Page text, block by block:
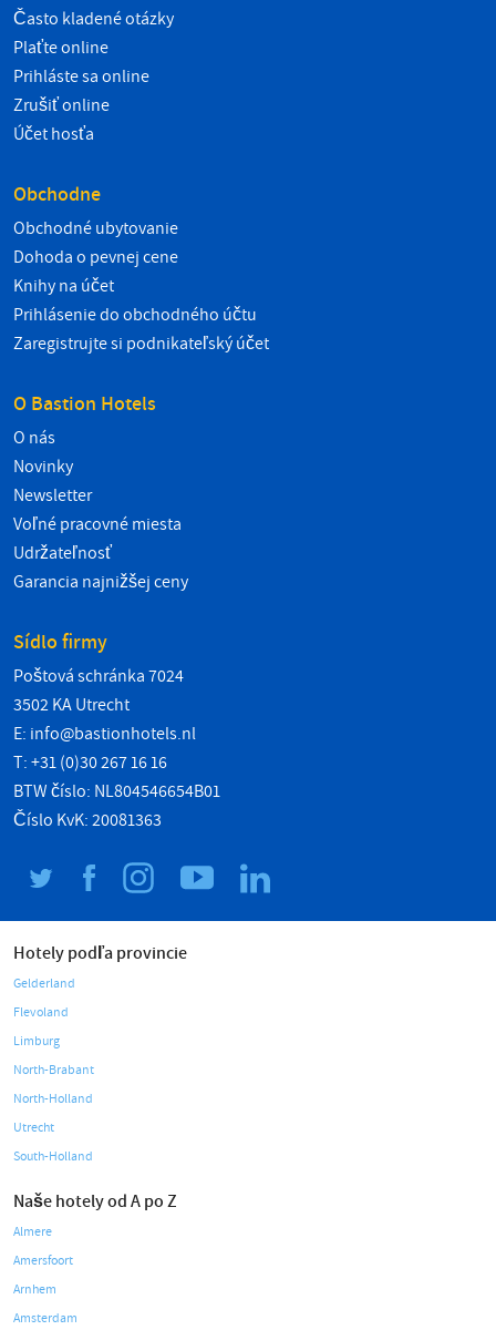
Často kladené otázky
Plaťte online
Prihláste sa online
Zrušiť online
Účet hosťa
Obchodne
Obchodné ubytovanie
Dohoda o pevnej cene
Knihy na účet
Prihlásenie do obchodného účtu
Zaregistrujte si podnikateľský účet
O Bastion Hotels
O nás
Novinky
Newsletter
Voľné pracovné miesta
Udržateľnosť
Garancia najnižšej ceny
Sídlo firmy
Poštová schránka 7024
3502 KA Utrecht
E: info@bastionhotels.nl
T: +31 (0)30 267 16 16
BTW číslo: NL804546654B01
Číslo KvK: 20081363
Hotely podľa provincie
Gelderland
Flevoland
Limburg
North-Brabant
North-Holland
Utrecht
South-Holland
Naše hotely od A po Z
Almere
Amersfoort
Arnhem
Amsterdam